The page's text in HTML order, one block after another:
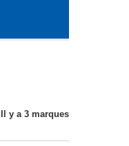
Il y a 3 marques